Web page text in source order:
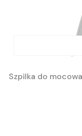
Szpilka do